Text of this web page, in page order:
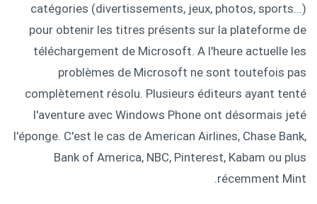
catégories (divertissements, jeux, photos, sports...)
pour obtenir les titres présents sur la plateforme de
téléchargement de Microsoft. A l'heure actuelle les
problèmes de Microsoft ne sont toutefois pas
complètement résolu. Plusieurs éditeurs ayant tenté
l'aventure avec Windows Phone ont désormais jeté
l'éponge. C'est le cas de American Airlines, Chase Bank,
Bank of America, NBC, Pinterest, Kabam ou plus
récemment Mint.